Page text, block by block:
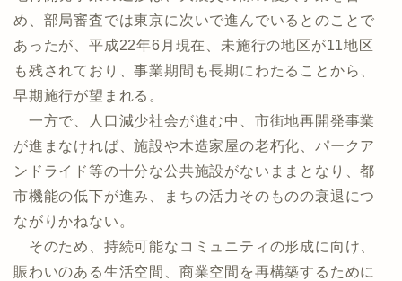
め、部局審査では東京に次いで進んでいるとのことで
あったが、平成22年6月現在、未施行の地区が11地区
も残されており、事業期間も長期にわたることから、
早期施行が望まれる。
一方で、人口減少社会が進む中、市街地再開発事業
が進まなければ、施設や木造家屋の老朽化、パークア
ンドライド等の十分な公共施設がないままとなり、都
市機能の低下が進み、まちの活力そのものの衰退につ
ながりかねない。
そのため、持続可能なコミュニティの形成に向け、
賑わいのある生活空間、商業空間を再構築するために